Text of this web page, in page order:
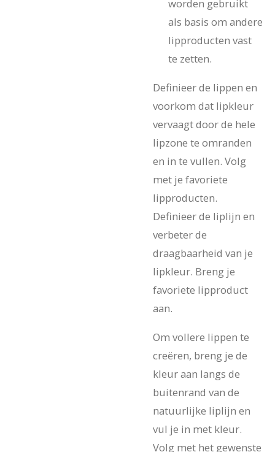
worden gebruikt
als basis om andere
lipproducten vast
te zetten.
Definieer de lippen en
voorkom dat lipkleur
vervaagt door de hele
lipzone te omranden
en in te vullen. Volg
met je favoriete
lipproducten.
Definieer de liplijn en
verbeter de
draagbaarheid van je
lipkleur. Breng je
favoriete lipproduct
aan.
Om vollere lippen te
creëren, breng je de
kleur aan langs de
buitenrand van de
natuurlijke liplijn en
vul je in met kleur.
Volg met het gewenste